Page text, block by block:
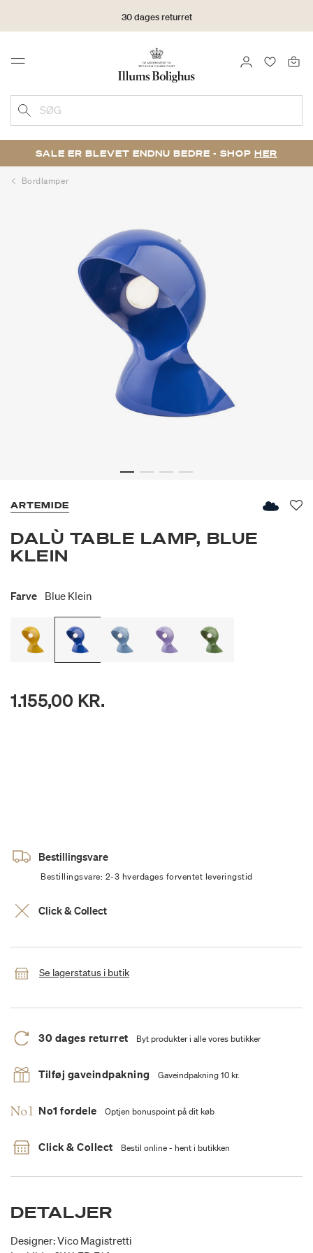
30 dages returret
Menu LOG IND
SØG
SALE ER BLEVET ENDNU BEDRE - SHOP HER
Bordlamper
ARTEMIDE
DALÙ TABLE LAMP, BLUE
KLEIN
Farve Blue Klein
1.155,00 KR.
Bestillingsvare
Bestillingsvare: 2-3 hverdages forventet leveringstid
Click & Collect
Se lagerstatus i butik
30 dages returret Byt produkter i alle vores butikker
Tilføj gaveindpakning Gaveindpakning 10 kr.
No1 fordele Optjen bonuspoint på dit køb
Click & Collect Bestil online - hent i butikken
DETALJER
Designer: Vico Magistretti